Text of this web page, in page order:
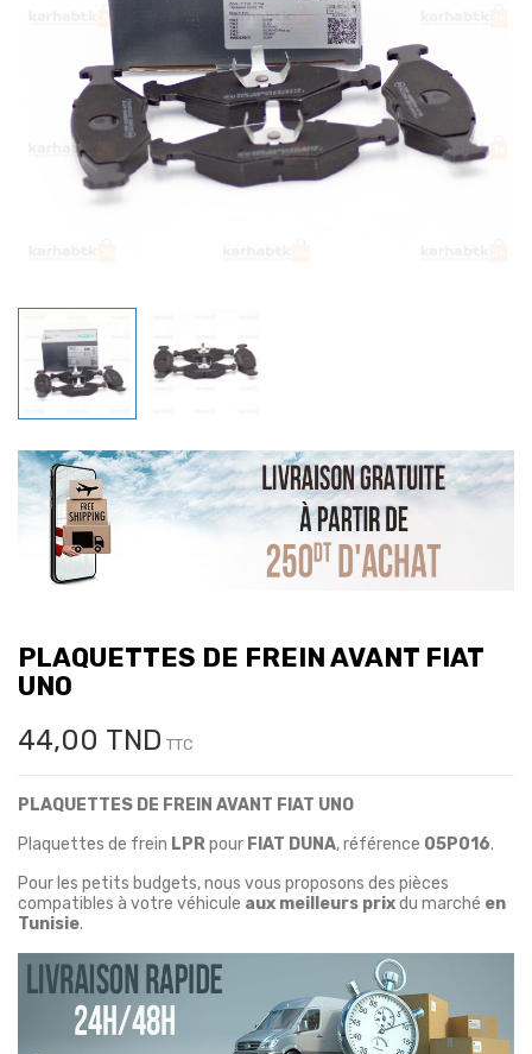
PLAQUETTES DE FREIN AVANT FIAT
UNO
44,00 TND TTC
PLAQUETTES DE FREIN AVANT FIAT UNO
Plaquettes de frein LPRpour FIAT DUNA, référence 05P016.
Pour les petits budgets, nous vous proposons des pièces
compatibles à votre véhicule aux meilleurs prixdu marché en
Tunisie.